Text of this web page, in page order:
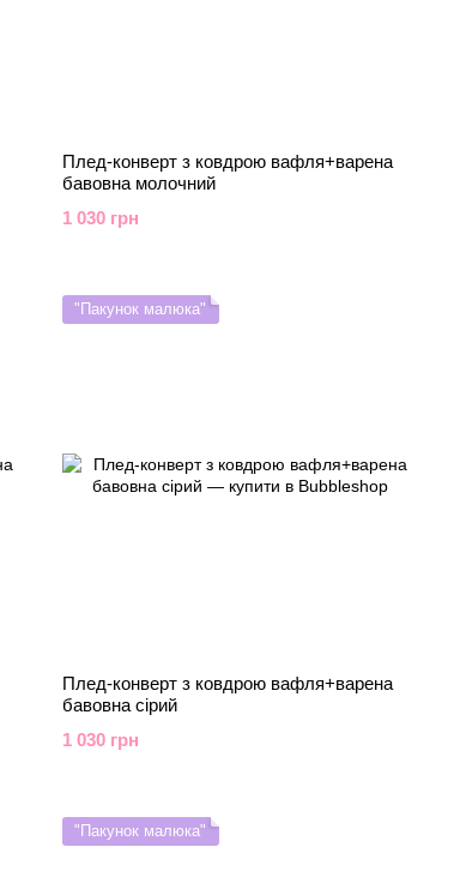
Плед-конверт з ковдрою вафля+варена
бавовна молочний
1 030 грн
"Пакунок малюка"
Плед-конверт з ковдрою вафля+варена
бавовна сірий
1 030 грн
"Пакунок малюка"